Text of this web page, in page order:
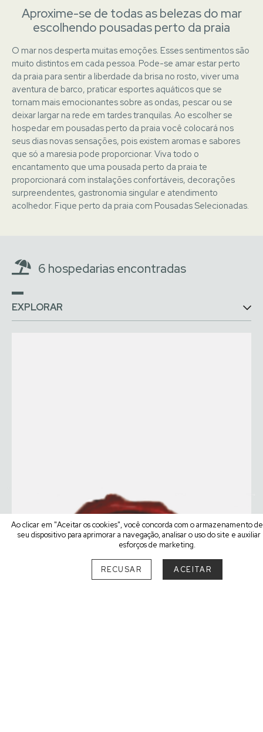
Aproxime-se de todas as belezas do mar
escolhendo pousadas perto da praia
O mar nos desperta muitas emoções. Esses sentimentos são
muito distintos em cada pessoa. Pode-se amar estar perto
da praia para sentir a liberdade da brisa no rosto, viver uma
aventura de barco, praticar esportes aquáticos que se
tornam mais emocionantes sobre as ondas, pescar ou se
deixar largar na rede em tardes tranquilas. Ao escolher se
hospedar em pousadas perto da praia você colocará nos
seus dias novas sensações, pois existem aromas e sabores
que só a maresia pode proporcionar. Viva todo o
encantamento que uma pousada perto da praia te
proporcionará com instalações confortáveis, decorações
surpreendentes, gastronomia singular e atendimento
acolhedor. Fique perto da praia com Pousadas Selecionadas.
6 hospedarias encontradas
EXPLORAR
Ao clicar em "Aceitar os cookies", você concorda com o armazenamento
seu dispositivo para aprimorar a navegação, analisar o uso do site e auxiliar
esforços de marketing.
RECUSAR ACEITAR